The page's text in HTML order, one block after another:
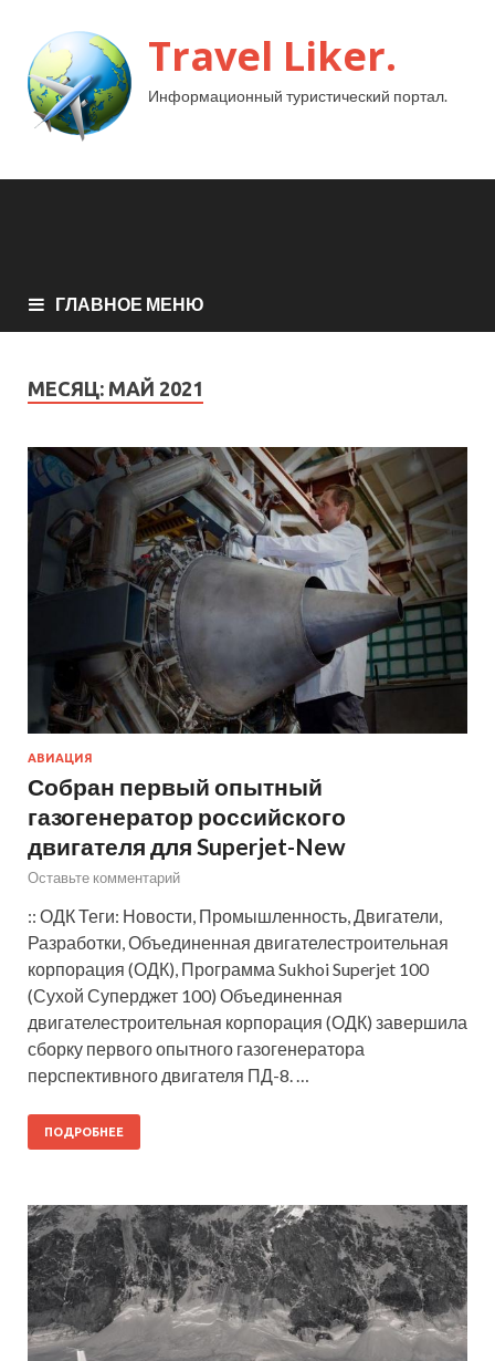
Travel Liker.
Информационный туристический портал.
ГЛАВНОЕ МЕНЮ
МЕСЯЦ: МАЙ 2021
АВИАЦИЯ
Собран первый опытный
газогенератор российского
двигателя для Superjet-New
Оставьте комментарий
:: ОДК Теги: Новости, Промышленность, Двигатели,
Разработки, Объединенная двигателестроительная
корпорация (ОДК), Программа Sukhoi Superjet 100
(Сухой Суперджет 100) Объединенная
двигателестроительная корпорация (ОДК) завершила
сборку первого опытного газогенератора
перспективного двигателя ПД-8. …
ПОДРОБНЕЕ